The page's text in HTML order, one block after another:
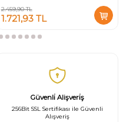
2.459,90TL
1.721,93TL
Güvenli̇ Alişveri̇ş
256Bit SSL Sertifikası ile Güvenli
Alışveriş